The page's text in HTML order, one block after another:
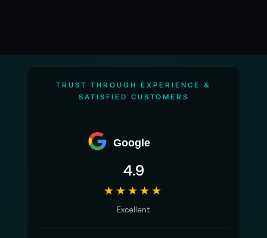
TRUST THROUGH EXPERIENCE &
SATISFIED CUSTOMERS
Google
4.9
★★★★★
Excellent